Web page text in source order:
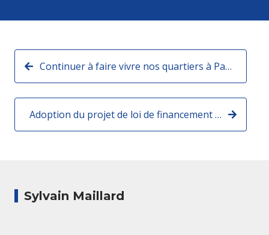
Continuer à faire vivre nos quartiers à Paris
Adoption du projet de loi de financement de la Sécurité sociale
Sylvain Maillard